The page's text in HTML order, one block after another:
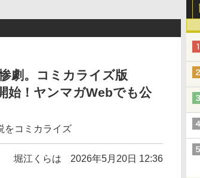
劇。コミカライズ版
始！ヤンマガWebでも公
をコミカライズ
堀江くらは 2026年5月20日 12:36